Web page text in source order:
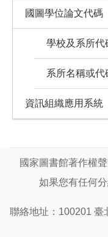
國圖學位論文代碼
學校及系所代
系所名稱或代
資訊組織應用系統
國家圖書館著作權
如果您有任何
聯絡地址：100201 臺